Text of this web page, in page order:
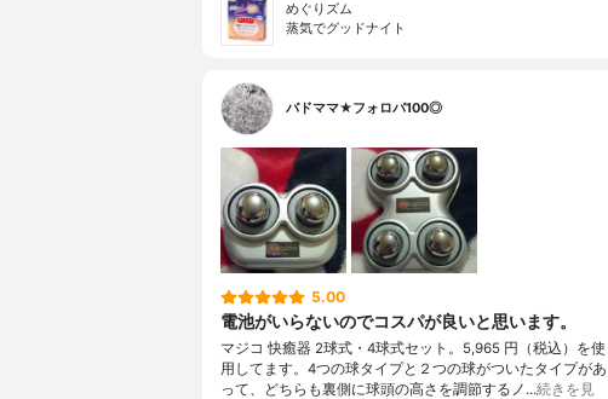
めぐりズム
蒸気でグッドナイト
バドママ★フォロバ100◎
5.00
電池がいらないのでコスパが良いと思います。
マジコ 快癒器 2球式・4球式セット。5,965 円（税込）を使
用してます。4つの球タイプと２つの球がついたタイプがあ
って、どちらも裏側に球頭の高さを調節するノ…続きを見